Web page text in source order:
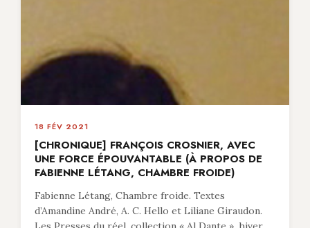
18 FÉV 2021
[CHRONIQUE] FRANÇOIS CROSNIER, AVEC
UNE FORCE ÉPOUVANTABLE (À PROPOS DE
FABIENNE LÉTANG, CHAMBRE FROIDE)
Fabienne Létang, Chambre froide. Textes
d’Amandine André, A. C. Hello et Liliane Giraudon.